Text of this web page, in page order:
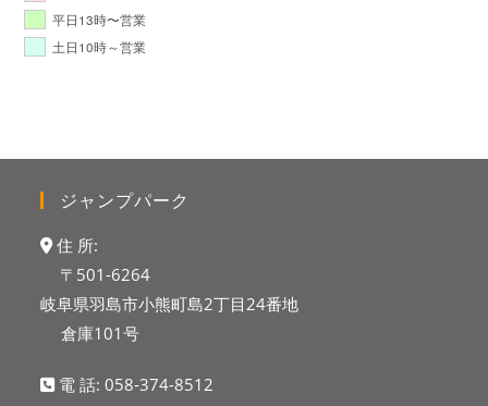
平日13時〜営業
土日10時～営業
ジャンプパーク
住 所:
〒501-6264
岐阜県羽島市小熊町島2丁目24番地
倉庫101号
電 話:058-374-8512